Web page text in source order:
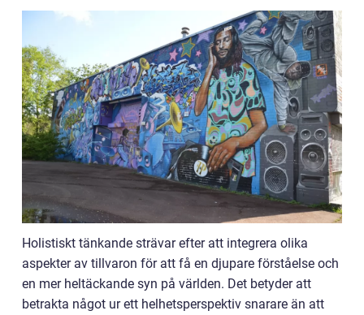
Holistiskt tänkande strävar efter att integrera olika
aspekter av tillvaron för att få en djupare förståelse och
en mer heltäckande syn på världen. Det betyder att
betrakta något ur ett helhetsperspektiv snarare än att